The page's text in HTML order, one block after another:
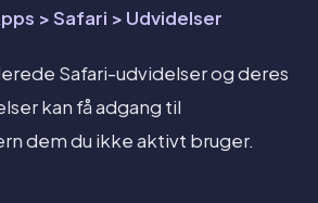
> Safari > Udvidelser
Safari-udvidelser og deres
kan få adgang til
dem du ikke aktivt bruger.